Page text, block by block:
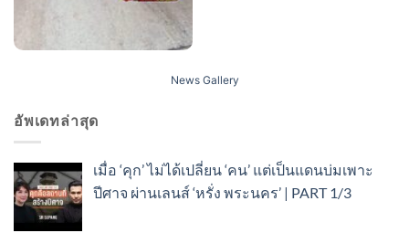
News Gallery
อัพเดทล่าสุด
เมื่อ ‘คุก’ ไม่ได้เปลี่ยน ‘คน’ แต่เป็นแดนบ่มเพาะ
ปีศาจ ผ่านเลนส์ ‘หรั่ง พระนคร’ | PART 1/3